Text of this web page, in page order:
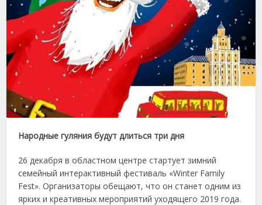
Народные гуляния будут длиться три дня
26 декабря в областном центре стартует зимний
семейный интерактивный фестиваль «Winter Family
Fest». Организаторы обещают, что он станет одним из
ярких и креативных мероприятий уходящего 2019 года.